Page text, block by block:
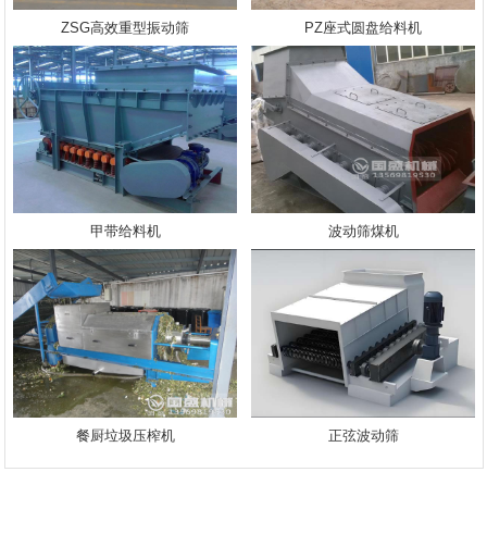
ZSG高效重型振动筛 PZ座式圆盘给料机
甲带给料机 波动筛煤机
餐厨垃圾压榨机 正弦波动筛